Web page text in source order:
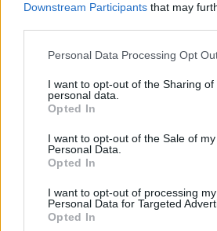
Downstream Participants that may
Please note that this website/app uses
not limited to your visit or usage
grant or deny consent to Google and
use your data for below specified
consent section.
Personal Data Processing Opt
I want to opt-out of the Sharing of
personal data.
Opted In
I want to opt-out of the Sale of my
Personal Data.
Opted In
I want to opt-out of processing my
Personal Data for Targeted
Opted In
Scopri Bressanone, la città più
sua affascinante storia
Alessandro Tassinari · 8 Ago 2026
LUOGHI DA VEDERE